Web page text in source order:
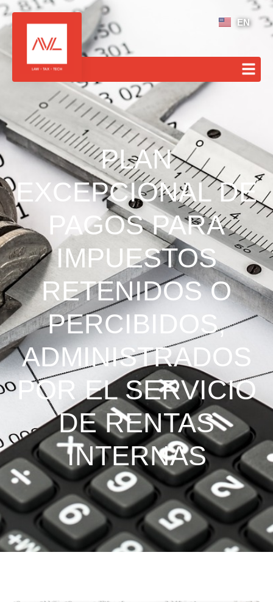
EN
PLAN
EXCEPCIONAL DE
PAGOS PARA
IMPUESTOS
RETENIDOS O
PERCIBIDOS,
ADMINISTRADOS
POR EL SERVICIO
DE RENTAS
INTERNAS